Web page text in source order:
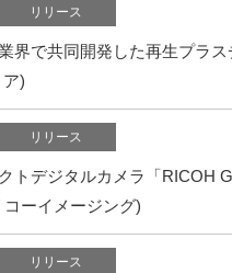
リリース
界で共同開発した再生プラス
)
リリース
トデジタルカメラ「RICOH
ーイメージング)
リリース